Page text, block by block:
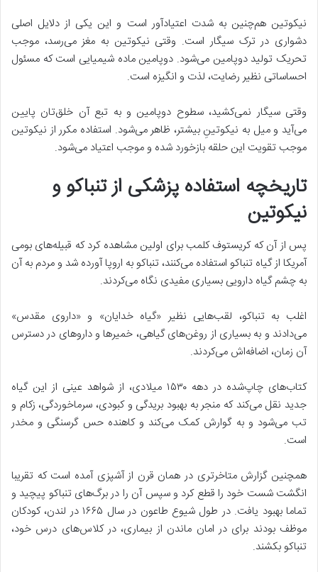
نیکوتین هم‌چنین به شدت اعتیادآور است و این یکی از دلایل اصلی
دشواری در ترک سیگار است. وقتی نیکوتین به مغز می‌رسد، موجب
تحریک تولید دوپامین می‌شود. دوپامین ماده‌ شیمیایی است که مسئول
احساساتی نظیر رضایت، لذت و انگیزه است.
وقتی سیگار نمی‌کشید، سطوح دوپامین و به تبع آن خلق‌تان پایین
می‌آید و میل به نیکوتینِ بیشتر، ظاهر می‌شود. استفاده مکرر از نیکوتین
موجب تقویت این حلقه بازخورد شده و موجب اعتیاد می‌شود.
تاریخچه استفاده پزشکی از تنباکو و
نیکوتین
پس از آن که کریستوف کلمب برای اولین مشاهده کرد که قبیله‌های بومی
آمریکا از گیاه تنباکو استفاده می‌کنند، تنباکو به اروپا آورده شد و مردم به آن
به چشم گیاه دارویی بسیاری مفیدی نگاه می‌کردند.
اغلب به تنباکو، لقب‌هایی نظیر «گیاه خدایان» و «داروی مقدس»
می‌دادند و به بسیاری از روغن‌های گیاهی، خمیرها و داروهای در دسترس
آن زمان، اضافه‌اش می‌کردند.
کتاب‌های چاپ‌شده در دهه ۱۵۳۰ میلادی، از شواهد عینی از این گیاه
جدید نقل می‌کند که منجر به بهبود بریدگی و کبودی، سرماخوردگی، زکام و
تب می‌شود و به گوارش کمک می‌کند و کاهنده حس گرسنگی و مخدر
است.
همچنین گزارش متاخرتری در همان قرن از آشپزی آمده است که تقریبا
انگشت شست خود را قطع کرد و سپس آن را در برگ‌های تنباکو پیچید و
تماما بهبود یافت. در طول شیوع طاعون در سال ۱۶۶۵ در لندن، کودکان
موظف بودند برای در امان ماندن از بیماری، در کلاس‌های درس خود،
تنباکو بکشند.